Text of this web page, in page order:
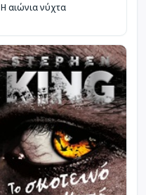
Η αιώνια νύχτα